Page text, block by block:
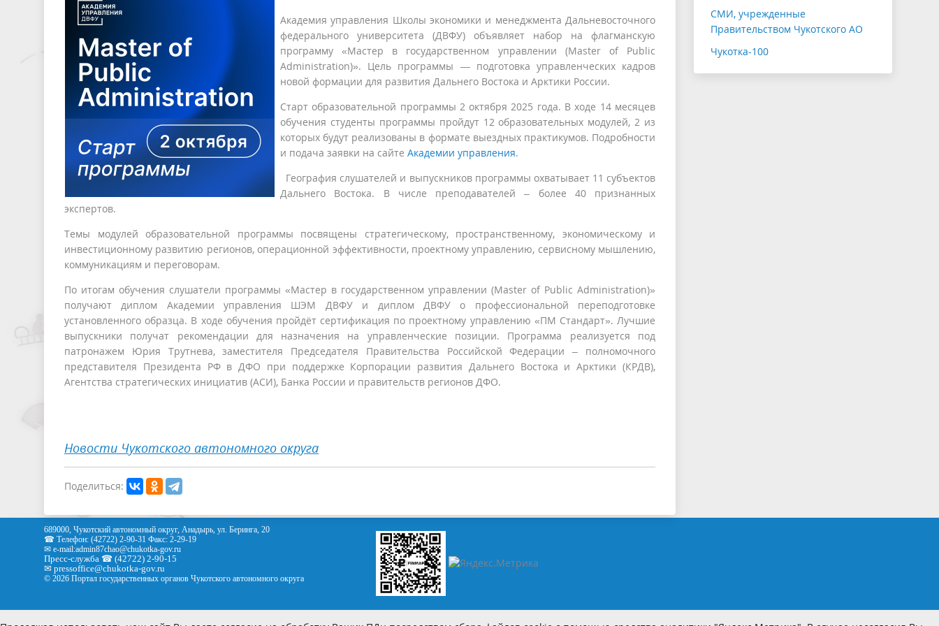
Академия управления Школы экономики и менеджмента Дальневосточного
федерального университета (ДВФУ) объявляет набор на флагманскую
программу «Мастер в государственном управлении (Master of Public
Administration)». Цель программы — подготовка управленческих кадров
новой формации для развития Дальнего Востока и Арктики России.
Старт образовательной программы 2 октября 2025 года. В ходе 14 месяцев
обучения студенты программы пройдут 12 образовательных модулей, 2 из
которых будут реализованы в формате выездных практикумов. Подробности
и подача заявки на сайте Академии управления.
География слушателей и выпускников программы охватывает 11 субъектов
Дальнего Востока. В числе преподавателей – более 40 признанных
экспертов.
Темы модулей образовательной программы посвящены стратегическому, пространственному, экономическому и
инвестиционному развитию регионов, операционной эффективности, проектному управлению, сервисному мышлению,
коммуникациям и переговорам.
По итогам обучения слушатели программы «Мастер в государственном управлении (Master of Public Administration)»
получают диплом Академии управления ШЭМ ДВФУ и диплом ДВФУ о профессиональной переподготовке
установленного образца. В ходе обучения пройдёт сертификация по проектному управлению «ПМ Стандарт». Лучшие
выпускники получат рекомендации для назначения на управленческие позиции. Программа реализуется под
патронажем Юрия Трутнева, заместителя Председателя Правительства Российской Федерации – полномочного
представителя Президента РФ в ДФО при поддержке Корпорации развития Дальнего Востока и Арктики (КРДВ),
Агентства стратегических инициатив (АСИ), Банка России и правительств регионов ДФО.
Новости Чукотского автономного округа
Поделиться:
СМИ, учрежденные
Правительством Чукотского АО
Чукотка-100
689000, Чукотский автономный округ, Анадырь, ул. Беринга, 20
☎ Телефон: (42722) 2-90-31 Факс: 2-29-19
✉ e-mail:admin87chao@chukotka-gov.ru
Пресс-служба ☎ (42722) 2-90-15
✉ pressoffice@chukotka-gov.ru
© 2026 Портал государственных органов Чукотского автономного округа